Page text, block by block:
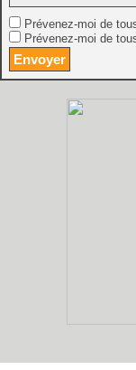
Prévenez-moi de
Prévenez-moi de